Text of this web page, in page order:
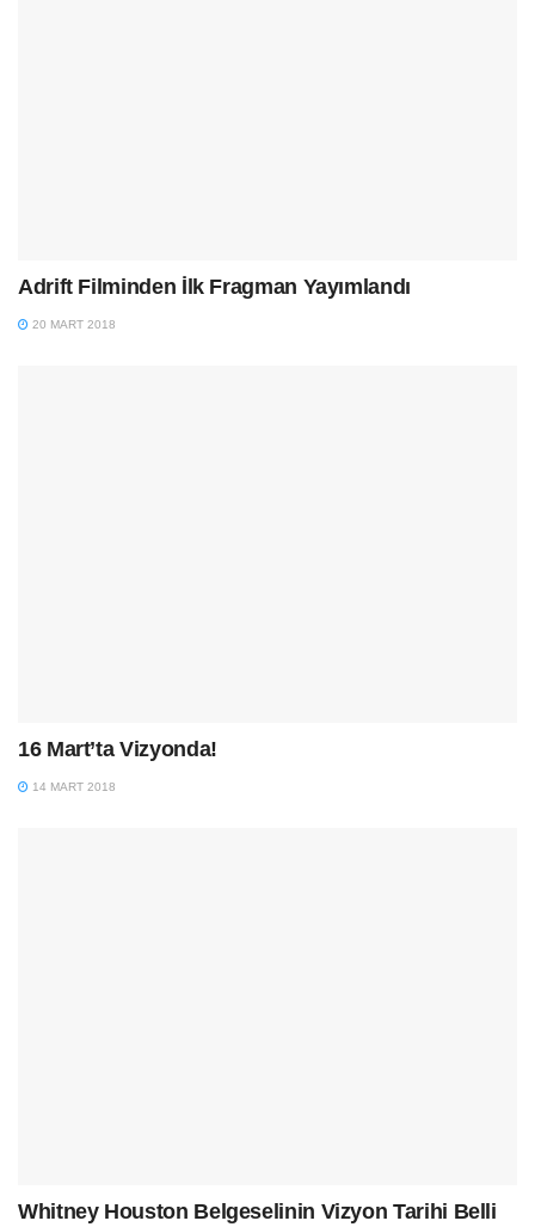
Adrift Filminden İlk Fragman Yayımlandı
20 MART 2018
16 Mart’ta Vizyonda!
14 MART 2018
Whitney Houston Belgeselinin Vizyon Tarihi Belli